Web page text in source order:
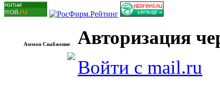
Аммон Снабжение
Авторизация
Войти с mail.ru